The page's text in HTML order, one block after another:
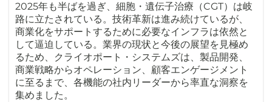
2025年も半ばを過ぎ、細胞・遺伝子治療（CGT）は岐
路に立たされている。技術革新は進み続けているが、
商業化をサポートするために必要なインフラは依然と
して逼迫している。業界の現状と今後の展望を見極め
るため、クライオポート・システムズは、製品開発、
商業戦略からオペレーション、顧客エンゲージメント
に至るまで、各機能の社内リーダーから率直な洞察を
集めました。